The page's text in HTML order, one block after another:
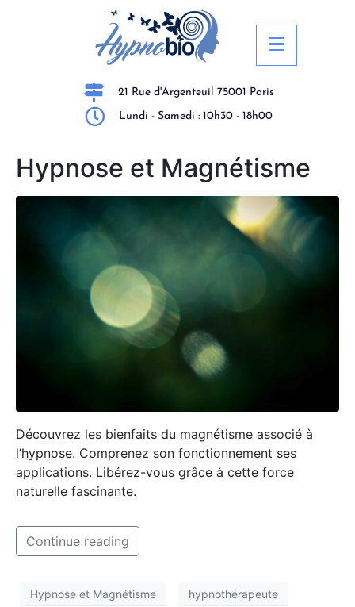
21 Rue d'Argenteuil 75001 Paris
Lundi - Samedi : 10h30 - 18h00
Hypnose et Magnétisme
Découvrez les bienfaits du magnétisme associé à
l’hypnose. Comprenez son fonctionnement ses
applications. Libérez-vous grâce à cette force
naturelle fascinante.
Continue reading
Hypnose et Magnétisme hypnothérapeute